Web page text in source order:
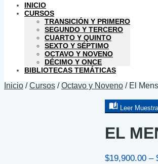
INICIO
CURSOS
TRANSICIÓN Y PRIMERO
SEGUNDO Y TERCERO
CUARTO Y QUINTO
SEXTO Y SÉPTIMO
OCTAVO Y NOVENO
DÉCIMO Y ONCE
BIBLIOTECAS TEMÁTICAS
Inicio /Cursos /Octavo y Noveno / El
Leer Muestra
EL
$19,900.00 –